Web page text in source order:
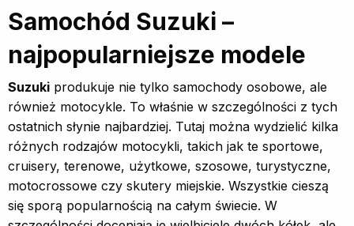
Samochód Suzuki –
najpopularniejsze modele
Suzuki produkuje nie tylko samochody osobowe, ale
również motocykle. To właśnie w szczególności z tych
ostatnich słynie najbardziej. Tutaj można wydzielić kilka
różnych rodzajów motocykli, takich jak te sportowe,
cruisery, terenowe, użytkowe, szosowe, turystyczne,
motocrossowe czy skutery miejskie. Wszystkie cieszą
się sporą popularnością na całym świecie. W